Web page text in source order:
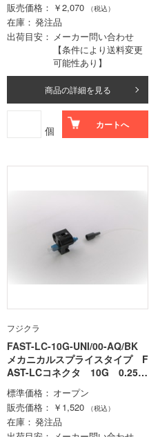
販売価格 ￥2,070 （税込）
在庫
発注品
出荷目安
メーカー問い合わせ
【条件により送料変更
可能性あり】
商品の詳細を見る
個 カートへ
フジクラ
FAST-LC-10G-UNI/00-AQ/BK
メカニカルスプライスタイプ F
AST-LCコネクタ 10G 0.25m
m､0.9mm心線用
標準価格
オープン
販売価格
￥1,520 （税込）
在庫
発注品